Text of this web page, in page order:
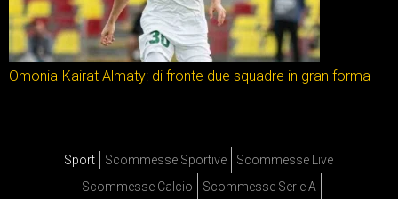
Omonia-Kairat Almaty: di fronte due squadre in gran forma
Sport Scommesse Sportive
Scommesse Live
Scommesse Calcio
Scommesse Serie A